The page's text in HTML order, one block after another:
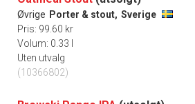
Øvrige Porter & stout, Sverige
Pris: 99.60 kr
Volum: 0.33 l
Uten utvalg
(10366802)